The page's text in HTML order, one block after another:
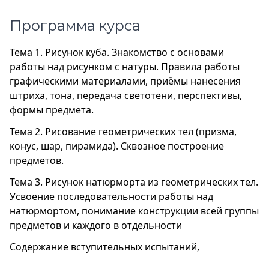
Программа курса
Тема 1. Рисунок куба. Знакомство с основами
работы над рисунком с натуры. Правила работы
графическими материалами, приёмы нанесения
штриха, тона, передача светотени, перспективы,
формы предмета.
Тема 2. Рисование геометрических тел (призма,
конус, шар, пирамида). Сквозное построение
предметов.
Тема 3. Рисунок натюрморта из геометрических тел.
Усвоение последовательности работы над
натюрмортом, понимание конструкции всей группы
предметов и каждого в отдельности
Содержание вступительных испытаний,